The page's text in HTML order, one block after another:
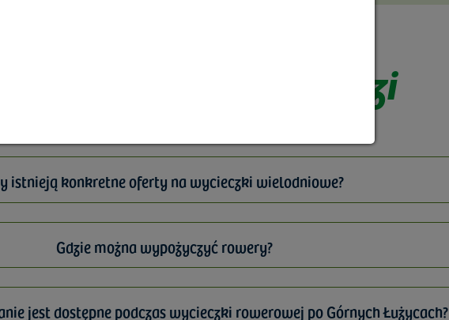
pytania i odpowiedzi
istnieją konkretne oferty na wycieczki wielodniowe?
Gdzie można wypożyczyć rowery?
jest dostępne podczas wycieczki rowerowej po Górnych Łużycach?